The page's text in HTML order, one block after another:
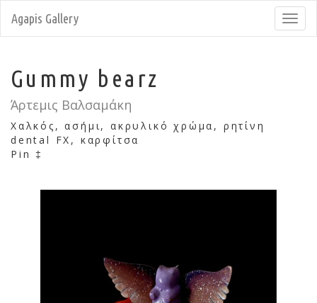
Agapis Gallery
Gummy bearz
Άρτεμις Βαλσαμάκη
Χαλκός, ασήμι, ακρυλικό χρώμα, ρητίνη
dental FX, καρφίτσα
Pin ‡